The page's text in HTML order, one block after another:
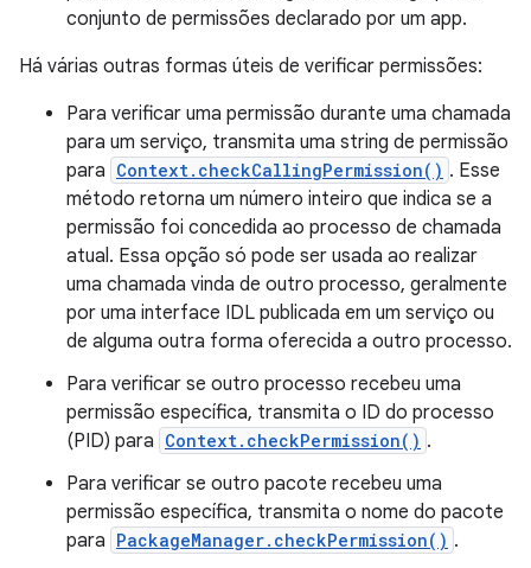
conjunto de permissões declarado por um app.
Há várias outras formas úteis de verificar permissões:
Para verificar uma permissão durante uma chamada
para um serviço, transmita uma string de permissão
para Context.checkCallingPermission() . Esse
método retorna um número inteiro que indica se a
permissão foi concedida ao processo de chamada
atual. Essa opção só pode ser usada ao realizar
uma chamada vinda de outro processo, geralmente
por uma interface IDL publicada em um serviço ou
de alguma outra forma oferecida a outro processo.
Para verificar se outro processo recebeu uma
permissão específica, transmita o ID do processo
(PID) para Context.checkPermission() .
Para verificar se outro pacote recebeu uma
permissão específica, transmita o nome do pacote
para PackageManager.checkPermission() .